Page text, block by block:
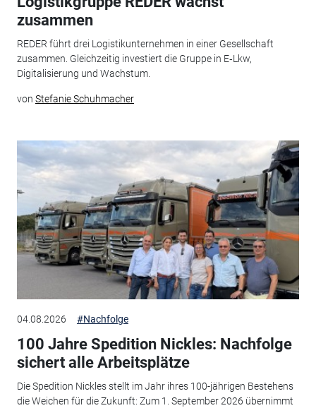
zusammen
REDER führt drei Logistikunternehmen in einer Gesellschaft
zusammen. Gleichzeitig investiert die Gruppe in E‑Lkw,
Digitalisierung und Wachstum.
von Stefanie Schuhmacher
04.08.2026 #Nachfolge
100 Jahre Spedition Nickles: Nachfolge
sichert alle Arbeitsplätze
Die Spedition Nickles stellt im Jahr ihres 100-jährigen Bestehens
die Weichen für die Zukunft: Zum 1. September 2026 übernimmt